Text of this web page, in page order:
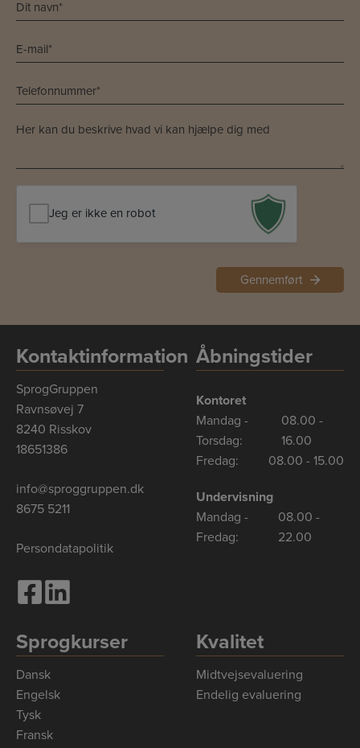
*
*
E-
mail
*
*
Telefon
*
*
Besked
*
Jeg er ikke en robot
Kontaktinformation
SprogGruppen
Ravnsøvej 7
8240 Risskov
18651386
info@sproggruppen.dk
8675 5211
Persondatapolitik
Åbningstider
Kontoret
Mandag -
Torsdag:
08.00 -
16.00
Fredag:
08.00 - 15.00
Undervisning
Mandag -
Fredag:
08.00 -
22.00
Sprogkurser
Dansk
Engelsk
Tysk
Fransk
Kvalitet
Midtvejsevaluering
Endelig evaluering